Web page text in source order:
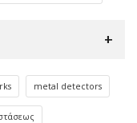
metal detectors